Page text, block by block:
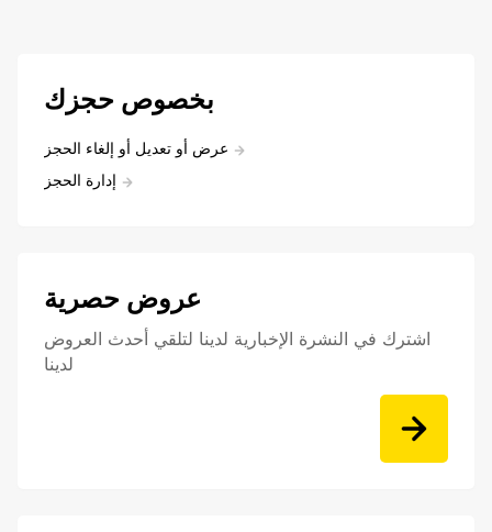
بخصوص حجزك
عرض أو تعديل أو إلغاء الحجز
إدارة الحجز
عروض حصرية
اشترك في النشرة الإخبارية لدينا لتلقي أحدث العروض
لدينا